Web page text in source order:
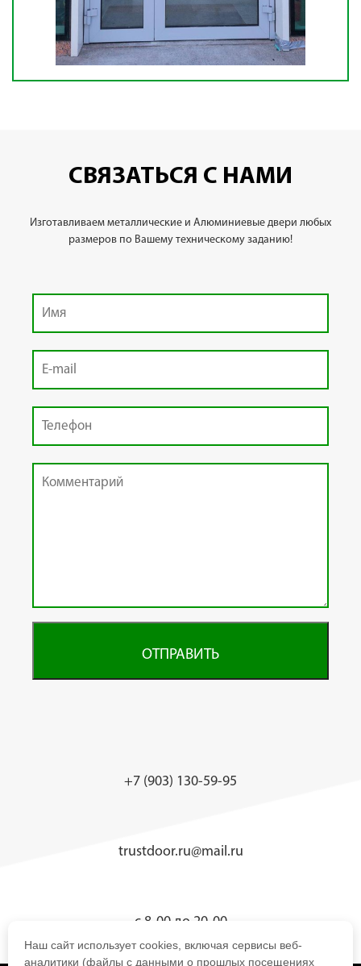
Наш сайт использует cookies, включая сервисы веб-
аналитики (файлы с данными о прошлых посещениях
СВЯЗАТЬСЯ С НАМИ
Изготавливаем металлические и Алюминиевые двери любых
размеров по Вашему техническому заданию!
ОТПРАВИТЬ
+7 (903) 130-59-95
trustdoor.ru@mail.ru
с 8-00 до 20-00